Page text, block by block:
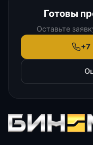
Готовы
Оставьте
+7